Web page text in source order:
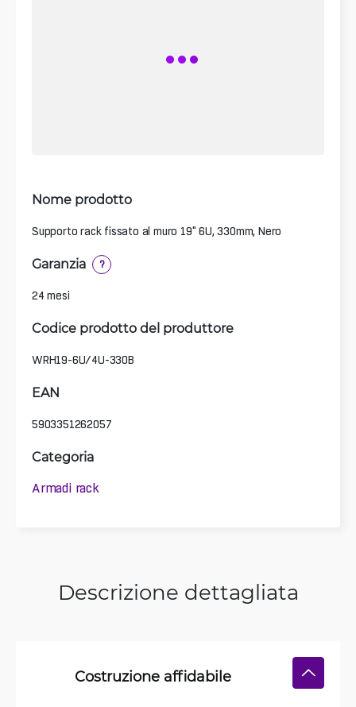
Nome prodotto
Supporto rack fissato al muro 19" 6U, 330mm, Nero
Garanzia ?
24 mesi
Codice prodotto del produttore
WRH19-6U/4U-330B
EAN
5903351262057
Categoria
Armadi rack
Descrizione dettagliata
Costruzione affidabile